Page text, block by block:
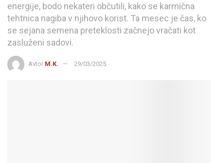
energije, bodo nekateri občutili, kako se karmična
tehtnica nagiba v njihovo korist. Ta mesec je čas, ko
se sejana semena preteklosti začnejo vračati kot
zasluženi sadovi.
Avtor M.K. 29/03/2025